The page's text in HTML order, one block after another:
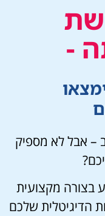
-
– אבל לא מספיק
בצורה מקצועית
הדיגיטלית שלכם